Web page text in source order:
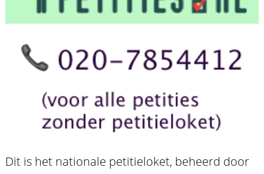
Dit is het nationale petitieloket, beheerd door